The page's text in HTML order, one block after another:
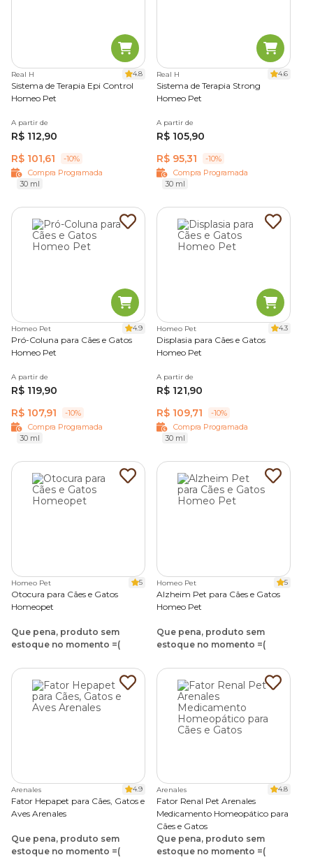
Real H 4.8
Sistema de Terapia Epi Control
Homeo Pet
A partir de
R$ 112,90
R$ 101,61
-10%
Compra Programada
30 ml
Real H 4.6
Sistema de Terapia Strong
Homeo Pet
A partir de
R$ 105,90
R$ 95,31
-10%
Compra Programada
30 ml
Homeo Pet 4.9
Pró-Coluna para Cães e Gatos
Homeo Pet
A partir de
R$ 119,90
R$ 107,91
-10%
Compra Programada
30 ml
Homeo Pet 4.3
Displasia para Cães e Gatos
Homeo Pet
A partir de
R$ 121,90
R$ 109,71
-10%
Compra Programada
30 ml
Homeo Pet 5
Otocura para Cães e Gatos
Homeopet
Que pena, produto sem
estoque no momento =(
Homeo Pet 5
Alzheim Pet para Cães e Gatos
Homeo Pet
Que pena, produto sem
estoque no momento =(
Arenales 4.9
Fator Hepapet para Cães, Gatos e
Aves Arenales
Que pena, produto sem
estoque no momento =(
Arenales 4.8
Fator Renal Pet Arenales
Medicamento Homeopático para
Cães e Gatos
Que pena, produto sem
estoque no momento =(